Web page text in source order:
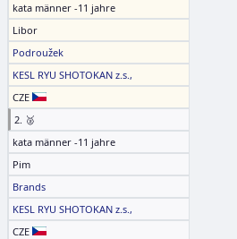
kata männer -11 jahre
Libor
Podroužek
KESL RYU SHOTOKAN z.s.,
CZE
2. 🥈
kata männer -11 jahre
Pim
Brands
KESL RYU SHOTOKAN z.s.,
CZE